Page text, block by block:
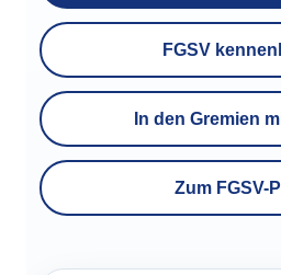
FGSV
In den Gremien
Zum FGSV-